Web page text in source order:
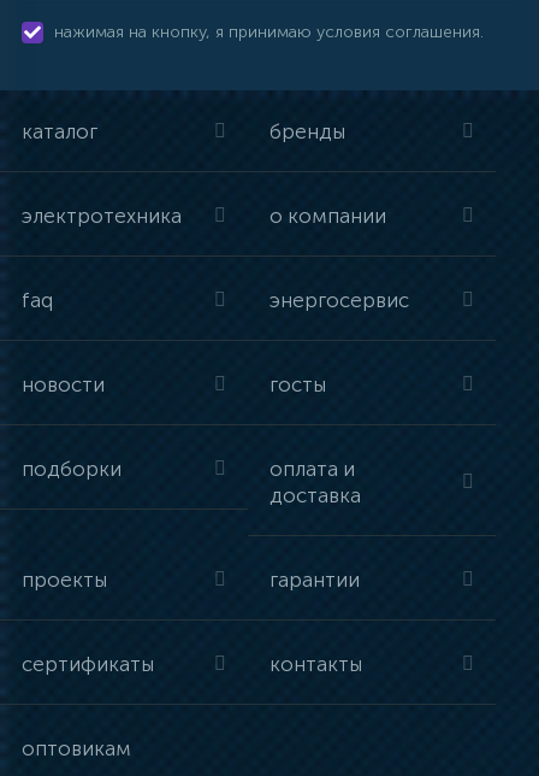
нажимая на кнопку, я принимаю условия соглашения.
каталог бренды
электротехника о компании
faq энергосервис
новости госты
подборки
оплата и
доставка
проекты гарантии
сертификаты контакты
оптовикам